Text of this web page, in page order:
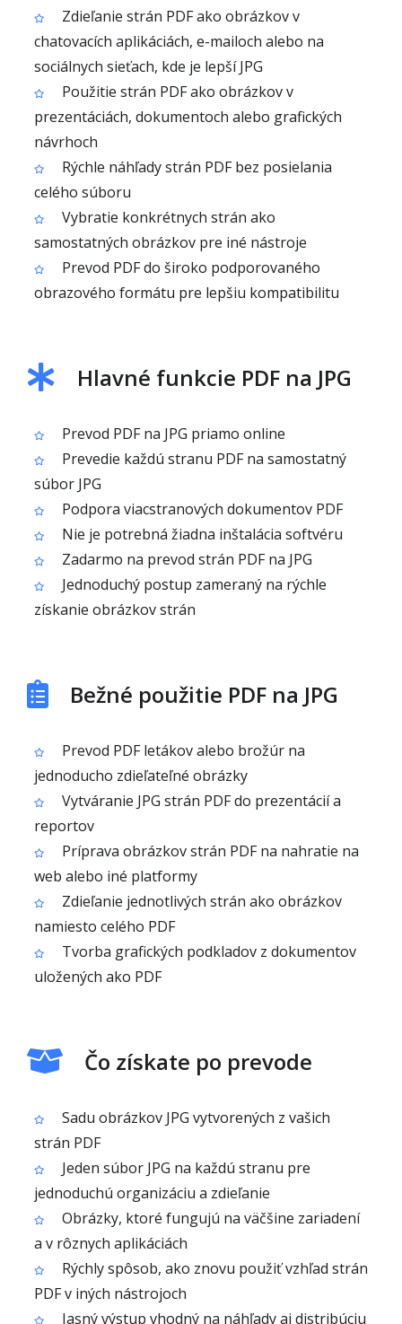
Zdieľanie strán PDF ako obrázkov v
chatovacích aplikáciách, e-mailoch alebo na
sociálnych sieťach, kde je lepší JPG
Použitie strán PDF ako obrázkov v
prezentáciách, dokumentoch alebo grafických
návrhoch
Rýchle náhľady strán PDF bez posielania
celého súboru
Vybratie konkrétnych strán ako
samostatných obrázkov pre iné nástroje
Prevod PDF do široko podporovaného
obrazového formátu pre lepšiu kompatibilitu
Hlavné funkcie PDF na JPG
Prevod PDF na JPG priamo online
Prevedie každú stranu PDF na samostatný
súbor JPG
Podpora viacstranových dokumentov PDF
Nie je potrebná žiadna inštalácia softvéru
Zadarmo na prevod strán PDF na JPG
Jednoduchý postup zameraný na rýchle
získanie obrázkov strán
Bežné použitie PDF na JPG
Prevod PDF letákov alebo brožúr na
jednoducho zdieľateľné obrázky
Vytváranie JPG strán PDF do prezentácií a
reportov
Príprava obrázkov strán PDF na nahratie na
web alebo iné platformy
Zdieľanie jednotlivých strán ako obrázkov
namiesto celého PDF
Tvorba grafických podkladov z dokumentov
uložených ako PDF
Čo získate po prevode
Sadu obrázkov JPG vytvorených z vašich
strán PDF
Jeden súbor JPG na každú stranu pre
jednoduchú organizáciu a zdieľanie
Obrázky, ktoré fungujú na väčšine zariadení
a v rôznych aplikáciách
Rýchly spôsob, ako znovu použiť vzhľad strán
PDF v iných nástrojoch
Jasný výstup vhodný na náhľady aj distribúciu